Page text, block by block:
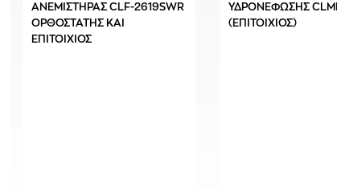
ΑΝΕΜΙΣΤΗΡΑΣ CLF-2619SWR
ΟΡΘΟΣΤΑΤΗΣ ΚΑΙ
ΕΠΙΤΟΙΧΙΟΣ
ΥΔΡΟΝΕΦΩΣΗΣ
(ΕΠΙΤΟΙΧΙΟΣ)